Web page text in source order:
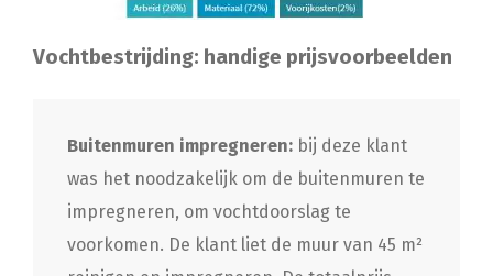
Vochtbestrijding: handige prijsvoorbeelden
Buitenmuren impregneren: bij deze klant
was het noodzakelijk om de buitenmuren te
impregneren, om vochtdoorslag te
voorkomen. De klant liet de muur van 45 m²